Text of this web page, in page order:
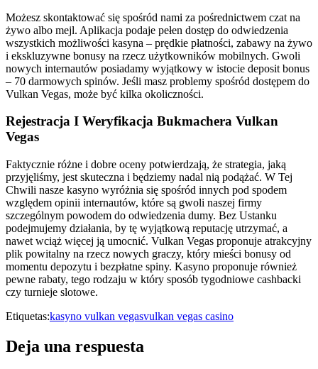
Możesz skontaktować się spośród nami za pośrednictwem czat na
żywo albo mejl. Aplikacja podaje pełen dostęp do odwiedzenia
wszystkich możliwości kasyna – prędkie płatności, zabawy na żywo
i ekskluzywne bonusy na rzecz użytkowników mobilnych. Gwoli
nowych internautów posiadamy wyjątkowy w istocie deposit bonus
– 70 darmowych spinów. Jeśli masz problemy spośród dostępem do
Vulkan Vegas, może być kilka okoliczności.
Rejestracja I Weryfikacja Bukmachera Vulkan
Vegas
Faktycznie różne i dobre oceny potwierdzają, że strategia, jaką
przyjęliśmy, jest skuteczna i będziemy nadal nią podążać. W Tej
Chwili nasze kasyno wyróżnia się spośród innych pod spodem
względem opinii internautów, które są gwoli naszej firmy
szczególnym powodem do odwiedzenia dumy. Bez Ustanku
podejmujemy działania, by tę wyjątkową reputację utrzymać, a
nawet wciąż więcej ją umocnić. Vulkan Vegas proponuje atrakcyjny
plik powitalny na rzecz nowych graczy, który mieści bonusy od
momentu depozytu i bezpłatne spiny. Kasyno proponuje również
pewne rabaty, tego rodzaju w który sposób tygodniowe cashbacki
czy turnieje slotowe.
Etiquetas:kasyno vulkan vegasvulkan vegas casino
Deja una respuesta